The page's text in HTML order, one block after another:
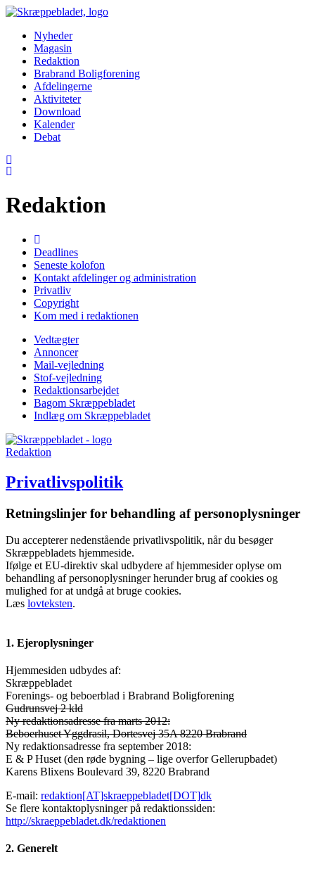
Nyheder
Magasin
Redaktion
Brabrand Boligforening
Afdelingerne
Aktiviteter
Download
Kalender
Debat
Redaktion
Deadlines
Seneste kolofon
Kontakt afdelinger og administration
Privatliv
Copyright
Kom med i redaktionen
Vedtægter
Annoncer
Mail-vejledning
Stof-vejledning
Redaktionsarbejdet
Bagom Skræppebladet
Indlæg om Skræppebladet
Redaktion
Privatlivspolitik
Retningslinjer for behandling af personoplysninger
Du accepterer nedenstående privatlivspolitik, når du besøger
Skræppebladets hjemmeside.
Ifølge et EU-direktiv skal udbydere af hjemmesider oplyse om
behandling af personoplysninger herunder brug af cookies og
mulighed for at undgå at bruge cookies.
Læs lovteksten.
1. Ejeroplysninger
Hjemmesiden udbydes af:
Skræppebladet
Forenings- og beboerblad i Brabrand Boligforening
Gudrunsvej 2 kld
Ny redaktionsadresse fra marts 2012:
Beboerhuset Yggdrasil, Dortesvej 35A 8220 Brabrand
Ny redaktionsadresse fra september 2018:
E & P Huset (den røde bygning – lige overfor Gellerupbadet)
Karens Blixens Boulevard 39, 8220 Brabrand
E-mail: redaktion[AT]skraeppebladet[DOT]dk
Se flere kontaktoplysninger på redaktionssiden:
http://skraeppebladet.dk/redaktionen
2. Generelt